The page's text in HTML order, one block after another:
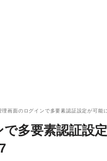
理画面のログインで多要素認証設定が可
多要素認証設